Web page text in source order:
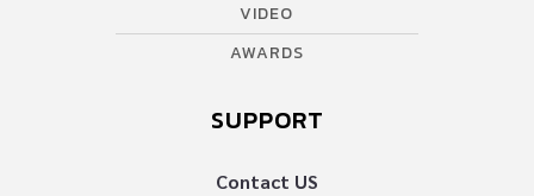
VIDEO
AWARDS
SUPPORT
Contact US